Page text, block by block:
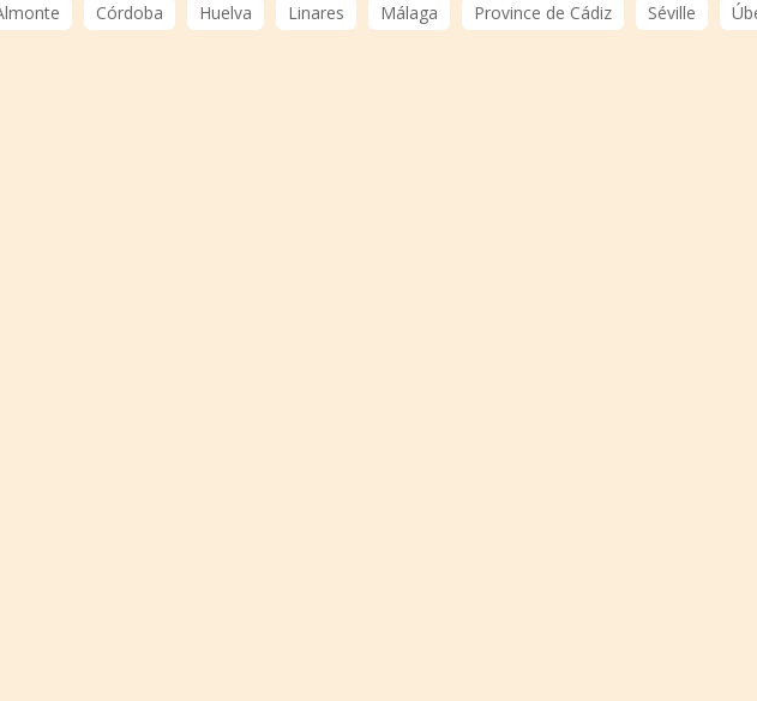
Córdoba Huelva Linares Málaga Province de Cádiz Séville